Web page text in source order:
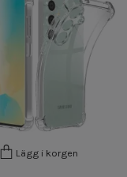
Lägg i korgen